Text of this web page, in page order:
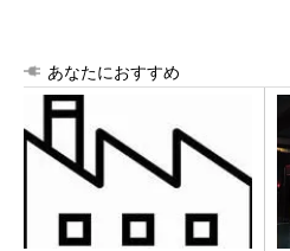
あなたにおすすめ